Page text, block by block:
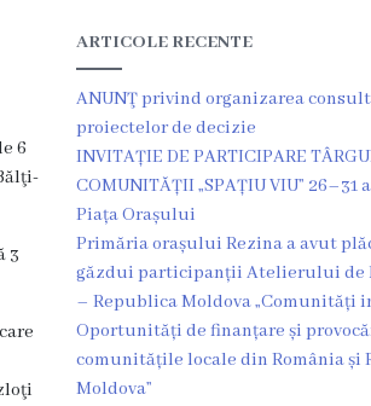
6
3
ARTICOLE RECENTE
ANUNŢ privind organizarea
proiectelor de decizie
INVITAȚIE DE PARTICIPARE
COMUNITĂȚII „SPAȚIU VIU” 26–31
Piața Orașului
Primăria orașului Rezina a avut
găzdui participanții Atelierului de
– Republica Moldova „Comunități
Oportunități de finanțare și
comunitățile locale din România și
Moldova”